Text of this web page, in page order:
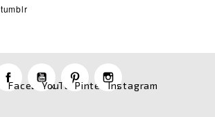
tumblr
FacebookYouTubePinterestInstagram